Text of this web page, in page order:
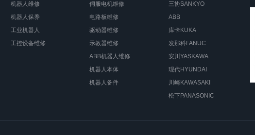
机器人维修
机器人保养
工业机器人
工控设备维修
伺服电机维修
电路板维修
驱动器维修
示教器维修
ABB机器人维修
机器人本体
机器人备件
三协SANKYO
ABB
库卡KUKA
发那科FANUC
安川YASKAWA
现代HYUNDAI
川崎KAWASAKI
松下PANASONIC